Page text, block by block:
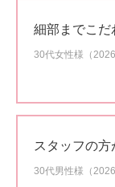
細部までこだ
30代女性様（
スタッフの方
30代男性様（